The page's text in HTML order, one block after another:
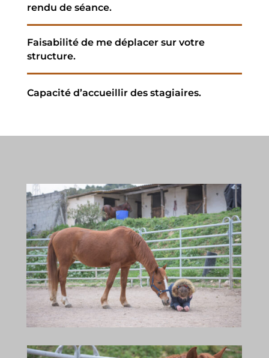
rendu de séance.
Faisabilité de me déplacer sur votre
structure.
Capacité d’accueillir des stagiaires.